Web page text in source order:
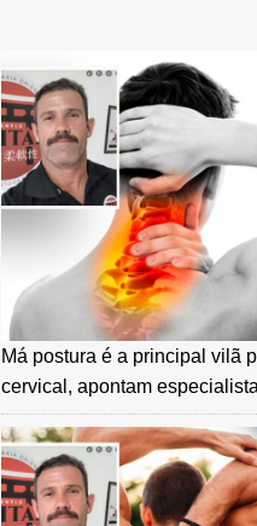
Má postura é a principal vilã
cervical, apontam